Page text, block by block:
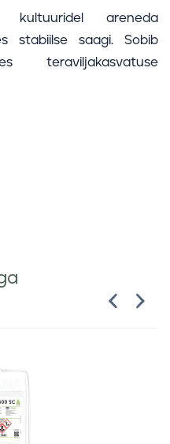
kultuuridel areneda
stabiilse saagi. Sobib
teraviljakasvatuse